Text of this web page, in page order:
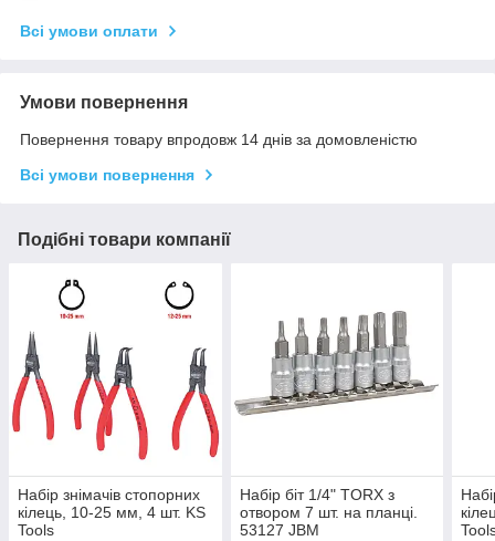
Всі умови оплати
Умови повернення
Повернення товару впродовж 14 днів за домовленістю
Всі умови повернення
Подібні товари компанії
Набір знімачів стопорних
кілець, 10-25 мм, 4 шт. KS
Tools
Набір біт 1/4" TORX з
отвором 7 шт. на планці.
53127 JBM